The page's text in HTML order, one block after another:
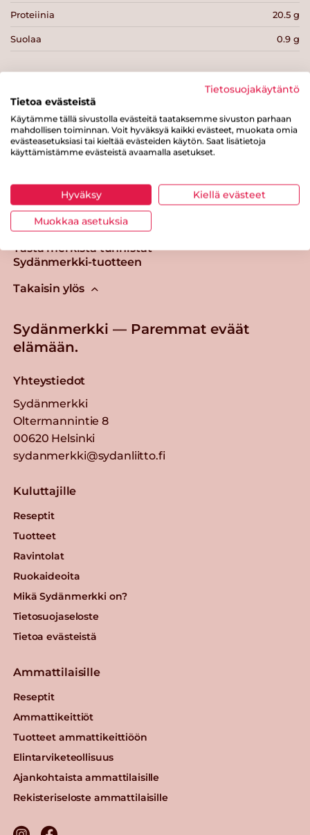
Proteiinia 20.5 g
Suolaa 0.9 g
Tulosta sivu Jaa tuote
Tästä merkistä tunnistat
Sydänmerkki-tuotteen
Takaisin ylös
Sydänmerkki — Paremmat eväät
elämään.
Yhteystiedot
Sydänmerkki
Oltermannintie 8
00620 Helsinki
sydanmerkki@sydanliitto.fi
Kuluttajille
Reseptit
Tuotteet
Ravintolat
Ruokaideoita
Mikä Sydänmerkki on?
Tietosuojaseloste
Tietoa evästeistä
Ammattilaisille
Reseptit
Ammattikeittiöt
Tuotteet ammattikeittiöön
Elintarviketeollisuus
Ajankohtaista ammattilaisille
Rekisteriseloste ammattilaisille
Tietosuojakäytäntö
Tietoa evästeistä
Käytämme tällä sivustolla evästeitä taataksemme sivuston parhaan
mahdollisen toiminnan. Voit hyväksyä kaikki evästeet, muokata omia
evästeasetuksiasi tai kieltää evästeiden käytön. Saat lisätietoja
käyttämistämme evästeistä avaamalla asetukset.
Hyväksy Kiellä evästeet
Muokkaa asetuksia